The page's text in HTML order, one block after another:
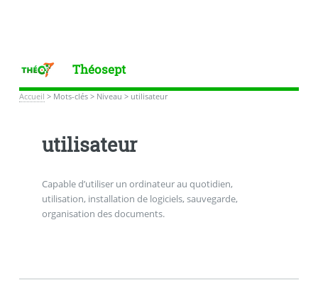
Théosept
Accueil > Mots-clés> Niveau > utilisateur
utilisateur
Capable d’utiliser un ordinateur au quotidien,
utilisation, installation de logiciels, sauvegarde,
organisation des documents.